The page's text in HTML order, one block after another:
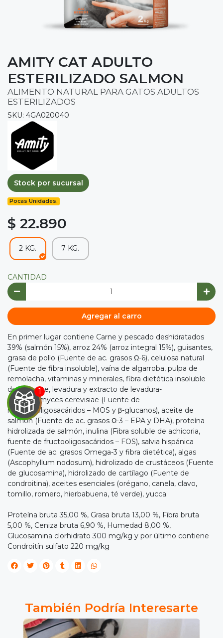
por
JUGAR
AMITY CAT ADULTO
ESTERILIZADO SALMON
ALIMENTO NATURAL PARA GATOS ADULTOS
ESTERILIZADOS
SKU: 4GA020040
Stock por sucursal
Pocas Unidades.
$ 22.890
2 KG. 7 KG.
CANTIDAD
Agregar al carro
En primer lugar contiene Carne y pescado deshidratados
39% (salmón 15%), arroz 24% (arroz integral 15%), guisantes,
grasa de pollo (Fuente de ac. grasos Ω-6), celulosa natural
(Fuente de fibra insoluble), vaína de algarroba, pulpa de
remolacha, vitaminas y minerales, fibra dietética insoluble
de guisante, levadura y extracto de levadura-
Saccharomyces cerevisiae (Fuente de
mananooligosacáridos – MOS y β-glucanos), aceite de
salmón (Fuente de ac. grasos Ω-3 – EPA y DHA), proteína
hidrolizada de salmón, inulina (Fibra soluble de achicoria,
fuente de fructooligosacáridos – FOS), salvia hispánica
(Fuente de ac. grasos Omega-3 y fibra dietética), algas
(Ascophyllum nodosum), hidrolizado de crustáceos (Fuente
de glucosamina), hidrolizado de cartílago (Fuente de
condroitina), aceites esenciales (orégano, canela, clavo,
tomillo, romero, hierbabuena, té verde), yucca.
Proteína bruta 35,00 %, Grasa bruta 13,00 %, Fibra bruta
5,00 %, Ceniza bruta 6,90 %, Humedad 8,00 %,
Glucosamina clorhidrato 300 mg/kg y por último contiene
Condroitín sulfato 220 mg/kg
También Podría Interesarte